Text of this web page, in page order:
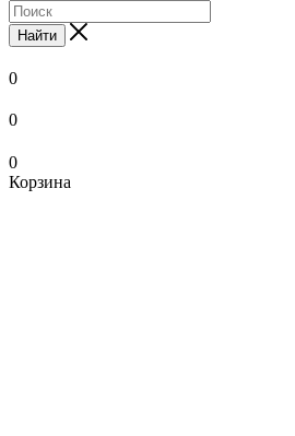
Найти
0
0
0
Корзина